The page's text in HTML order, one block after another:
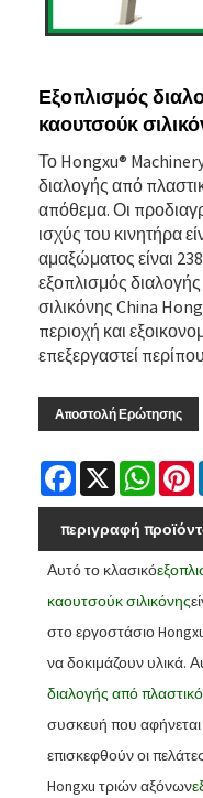
Εξοπλισμός
καουτσούκ
Το Hongxu®
διαλογής από
απόθεμα. Οι
ισχύς του κινητήρα
αμαξώματος είναι
εξοπλισμός
σιλικόνης China
περιοχή και
επεξεργαστεί
Αποστολή Ερώτησης
Facebook
X
περιγραφή
Αυτό το κλασικό
καουτσούκ σιλικόνης
στο εργοστάσιο Hongxu
να δοκιμάζουν υλικά.
διαλογής από
συσκευή που αφήνεται
επισκεφθούν οι
Hongxu τριών αξόνων